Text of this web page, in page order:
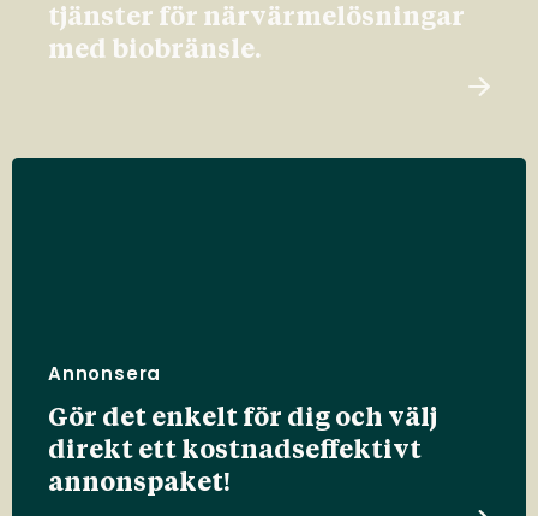
tjänster för närvärmelösningar
med biobränsle.
Annonsera
Gör det enkelt för dig och välj
direkt ett kostnadseffektivt
annonspaket!